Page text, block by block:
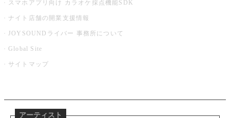
スマホアプリ向け カラオケ採点機能SDK
ナイト店舗の開業支援情報
JOYSOUNDライバー 事務所について
Global Site
サイトマップ
アーティスト